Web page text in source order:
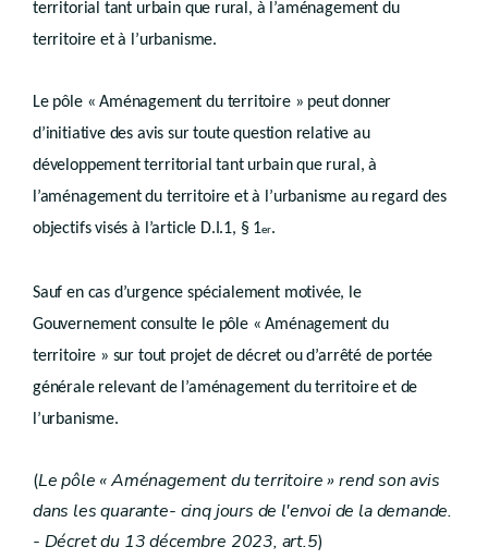
GUIDES D’URBANISME
Chapitre I
er
Généralités
Art.
Chapitre II
Contenu
Procédure
Art.
Titre II Guide communal d’urbanisme
Chapitre I
Généralités
Art.
Chapitre II
Procédure
Art.
Titre III
territorial tant urbain que rural, à l’aménagement du
territoire et à l’urbanisme.
Le pôle « Aménagement du territoire » peut donner
d’initiative des avis sur toute question relative au
développement territorial tant urbain que rural, à
l’aménagement du territoire et à l’urbanisme au regard des
objectifs visés à l’article D.I.1, § 1er.
Sauf en cas d’urgence spécialement motivée, le
Gouvernement consulte le pôle « Aménagement du
territoire » sur tout projet de décret ou d’arrêté de portée
générale relevant de l’aménagement du territoire et de
l’urbanisme.
(Le pôle « Aménagement du territoire » rend son avis
dans les quarante- cinq jours de l'envoi de la demande.
- Décret du 13 décembre 2023, art.5)